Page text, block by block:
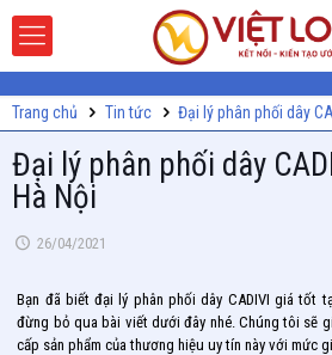
Trang chủ Tin tức Đại lý phân phối dây
Đại lý phân phối dây
Hà Nội
26/04/2021
Bạn đã biết đại lý phân phối dây CADIVI giá tốt
đừng bỏ qua bài viết dưới đây nhé. Chúng tôi sẽ
cấp sản phẩm của thương hiệu uy tín này với mức